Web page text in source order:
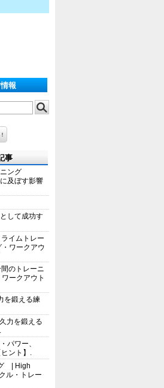
報
事
ング
及ぼす影響
して成功す
イムトレー
ワークアウ
のトレーニ
ークアウト
を鍛える練
力を鍛える
パワー、
ント】.
| High
ル・トレー